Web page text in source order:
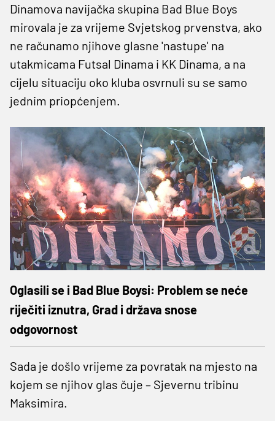
Dinamova navijačka skupina Bad Blue Boys
mirovala je za vrijeme Svjetskog prvenstva, ako
ne računamo njihove glasne 'nastupe' na
utakmicama Futsal Dinama i KK Dinama, a na
cijelu situaciju oko kluba osvrnuli su se samo
jednim priopćenjem.
Oglasili se i Bad Blue Boysi: Problem se neće
riječiti iznutra, Grad i država snose
odgovornost
Sada je došlo vrijeme za povratak na mjesto na
kojem se njihov glas čuje – Sjevernu tribinu
Maksimira.